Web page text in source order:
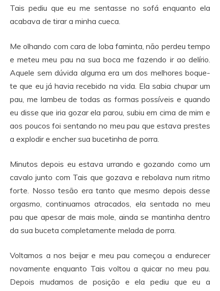
Tais pediu que eu me sentasse no sofá enquanto ela
acabava de tirar a minha cueca.
Me olhando com cara de loba faminta, não perdeu tempo
e meteu meu pau na sua boca me fazendo ir ao delírio.
Aquele sem dúvida alguma era um dos melhores boque-
te que eu já havia recebido na vida. Ela sabia chupar um
pau, me lambeu de todas as formas possíveis e quando
eu disse que iria gozar ela parou, subiu em cima de mim e
aos poucos foi sentando no meu pau que estava prestes
a explodir e encher sua bucetinha de porra.
Minutos depois eu estava urrando e gozando como um
cavalo junto com Tais que gozava e rebolava num ritmo
forte. Nosso tesão era tanto que mesmo depois desse
orgasmo, continuamos atracados, ela sentada no meu
pau que apesar de mais mole, ainda se mantinha dentro
da sua buceta completamente melada de porra.
Voltamos a nos beijar e meu pau começou a endurecer
novamente enquanto Tais voltou a quicar no meu pau.
Depois mudamos de posição e ela pediu que eu a